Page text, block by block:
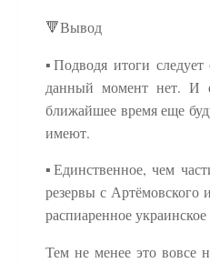
🔻Вывод
▪️Подводя итоги
данный момент нет. И
ближайшее время еще
имеют.
▪️Единственное, чем
резервы с Артёмовского
распиаренное
Тем не менее это вовсе